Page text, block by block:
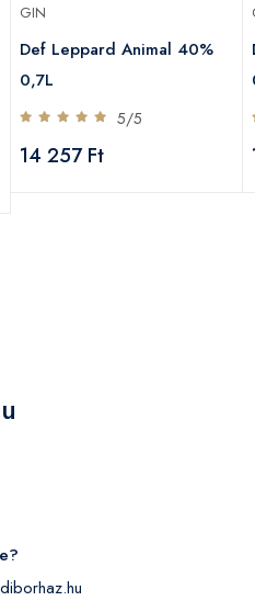
GIN
Def Leppard Animal 40%
0,7L
5/5
14 257 Ft